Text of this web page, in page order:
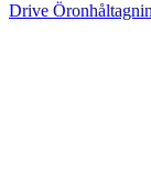
Drive